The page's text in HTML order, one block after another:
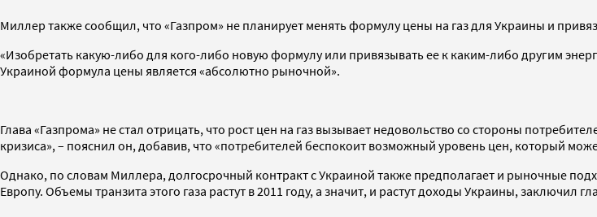
Миллер также сообщил, что «Газпром» не планирует менять формулу цены на газ для Украины и
«Изобретать какую-либо для кого-либо новую формулу или привязывать ее к каким-либо другим
Украиной формула цены является «абсолютно рыночной».
Глава «Газпрома» не стал отрицать, что рост цен на газ вызывает недовольство со стороны
кризиса», – пояснил он, добавив, что «потребителей беспокоит возможный уровень цен, который
Однако, по словам Миллера, долгосрочный контракт с Украиной также предполагает и рыночные
Европу. Объемы транзита этого газа растут в 2011 году, а значит, и растут доходы Украины, заключил